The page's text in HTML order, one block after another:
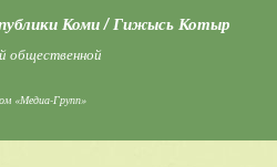
Коми / Гижысь Котыр
общественной
«Медиа-Групп»